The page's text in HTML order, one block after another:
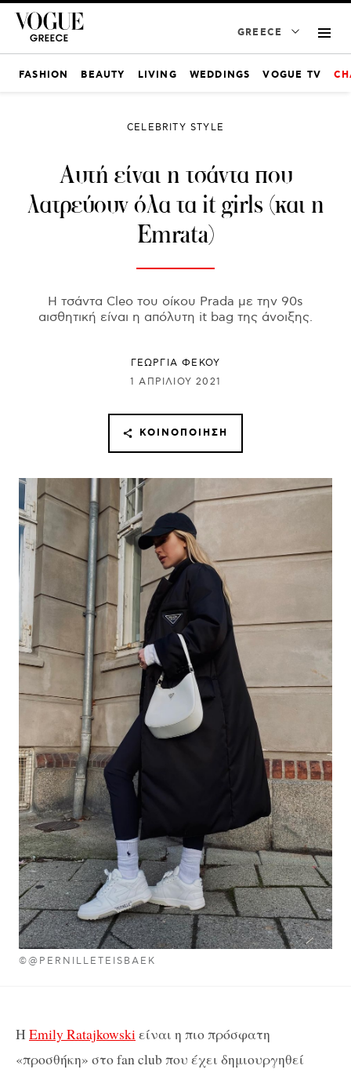
GREECE
FASHION BEAUTY LIVING WEDDINGS VOGUE TV
©@PERNILLETEISBAEK
CELEBRITY STYLE
Αυτή είναι η τσάντα που
λατρεύουν όλα τα it girls (και η
Emrata)
Η τσάντα Cleo του οίκου Prada με την 90s
αισθητική είναι η απόλυτη it bag της άνοιξης.
ΓΕΩΡΓΙΑ ΦΕΚΟΥ
1 ΑΠΡΙΛΊΟΥ 2021
ΚΟΙΝΟΠΟΊΗΣΗ
H Emily Ratajkowski είναι η πιο πρόσφατη
«προσθήκη» στο fan club που έχει δημιουργηθεί